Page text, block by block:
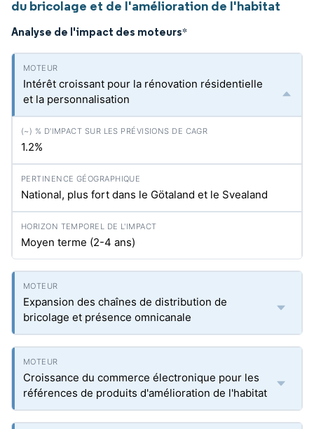
du bricolage et de l'amélioration de l'habitat
Analyse de l'impact des moteurs*
Intérêt croissant pour la rénovation résidentielle
et la personnalisation
1.2%
National, plus fort dans le Götaland et le Svealand
Moyen terme (2-4 ans)
Expansion des chaînes de distribution de
bricolage et présence omnicanale
Croissance du commerce électronique pour les
références de produits d'amélioration de l'habitat